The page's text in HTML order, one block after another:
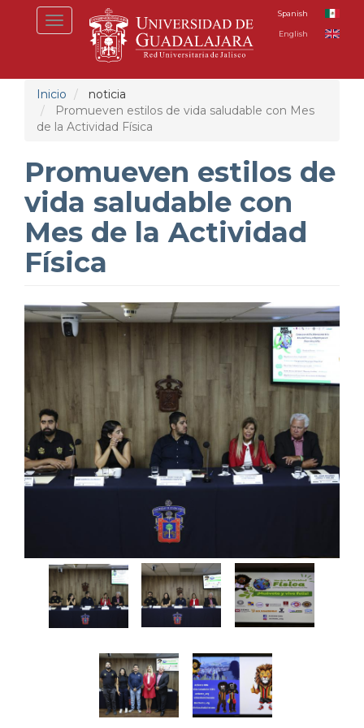
Toggle
navigation
Spanish
English
Inicio
noticia
Promueven estilos de vida saludable con Mes
de la Actividad Física
Promueven estilos de
vida saludable con
Mes de la Actividad
Física